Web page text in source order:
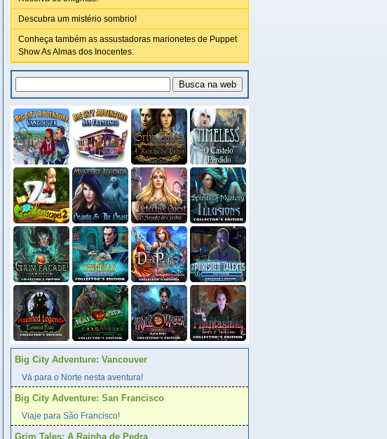
Descubra um mistério sombrio!
Conheça também as assustadoras marionetes de Puppet
Show As Almas dos Inocentes.
Big City Adventure: Vancouver
Vá para o Norte nesta aventura!
Big City Adventure: San Francisco
Viaje para São Francisco!
Grim Tales: A Rainha de Pedra